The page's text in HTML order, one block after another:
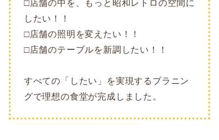
□店舗の中を、もっと昭和レトロの空間に
したい！！
□店舗の照明を変えたい！！
□店舗のテーブルを新調したい！！
​すべての「したい」を実現するプラニン
グで理想の食堂が完成しました。